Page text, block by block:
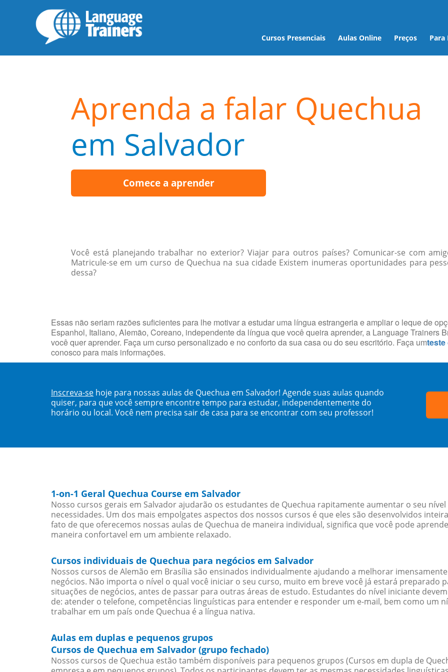
Cursos Presenciais Aulas Online Preços Para
Aprenda a falar Quechua
em Salvador
Comece a aprender
Você está planejando trabalhar no exterior? Viajar para outros países? Comunicar-se com
Matricule-se em um curso de Quechua na sua cidade Existem inumeras oportunidades para
dessa?
Essas não seriam razões suficientes para lhe motivar a estudar uma língua estrangeria e ampliar o leque de
Espanhol, Italiano, Alemão, Coreano, independente da língua que você queira aprender, a Language Trainers
você quer aprender. Faça um curso personalizado e no conforto da sua casa ou do seu escritório. Faça umteste
conosco para mais informações.
Inscreva-se hoje para nossas aulas de Quechua em Salvador! Agende suas aulas quando
quiser, para que você sempre encontre tempo para estudar, independentemente do
horário ou local. Você nem precisa sair de casa para se encontrar com seu professor!
1-on-1 Geral Quechua Course em Salvador
Nosso cursos gerais em Salvador ajudarão os estudantes de Quechua rapitamente aumentar o seu
necessidades. Um dos mais empolgates aspectos dos nossos cursos é que eles são desenvolvidos
fato de que oferecemos nossas aulas de Quechua de maneira individual, significa que você pode
maneira confortavel em um ambiente relaxado.
Cursos individuais de Quechua para negócios em Salvador
Nossos cursos de Alemão em Brasília são ensinados individualmente ajudando a melhorar
negócios. Não importa o nível o qual você iniciar o seu curso, muito em breve você já estará preparado
situações de negócios, antes de passar para outras áreas de estudo. Estudantes do nível iniciante
de: atender o telefone, competências linguísticas para entender e responder um e-mail, bem como um
trabalhar em um país onde Quechua é a língua nativa.
Aulas em duplas e pequenos grupos
Cursos de Quechua em Salvador (grupo fechado)
Nossos cursos de Quechua estão também disponíveis para pequenos grupos (Cursos em dupla de